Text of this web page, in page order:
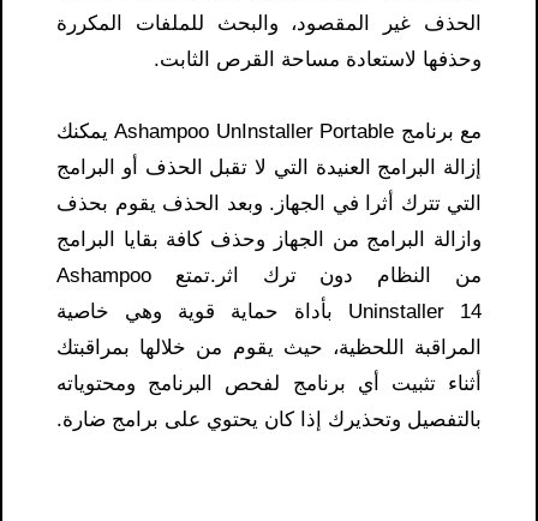
الحذف غير المقصود، والبحث للملفات المكررة
وحذفها لاستعادة مساحة القرص الثابت.
مع برنامج Ashampoo UnInstaller Portable يمكنك
إزالة البرامج العنيدة التي لا تقبل الحذف أو البرامج
التي تترك أثرا في الجهاز. وبعد الحذف يقوم بحذف
وازالة البرامج من الجهاز وحذف كافة بقايا البرامج
من النظام دون ترك اثر.تمتع Ashampoo
Uninstaller 14 بأداة حماية قوية وهي خاصية
المراقبة اللحظية، حيث يقوم من خلالها بمراقبتك
أثناء تثبيت أي برنامج لفحص البرنامج ومحتوياته
بالتفصيل وتحذيرك إذا كان يحتوي على برامج ضارة.